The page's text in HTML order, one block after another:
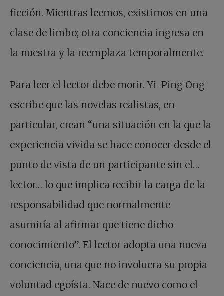
ficción. Mientras leemos, existimos en una
clase de limbo; otra conciencia ingresa en
la nuestra y la reemplaza temporalmente.
Para leer el lector debe morir. Yi-Ping Ong
escribe que las novelas realistas, en
particular, crean “una situación en la que la
experiencia vivida se hace conocer desde el
punto de vista de un participante sin el…
lector… lo que implica recibir la carga de la
responsabilidad que normalmente
asumiría al afirmar que tiene dicho
conocimiento”. El lector adopta una nueva
conciencia, una que no involucra su propia
voluntad egoísta. Nace de nuevo como el